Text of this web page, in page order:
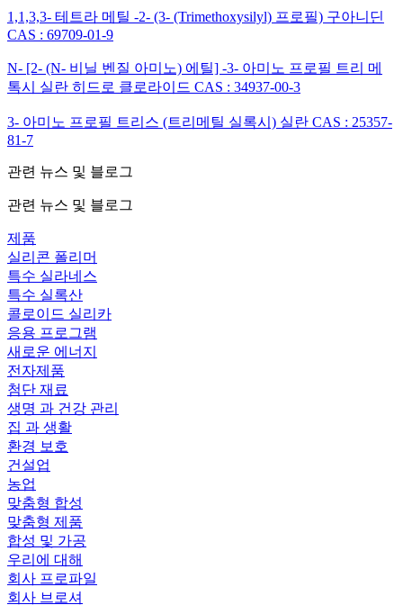
1,1,3,3- 테트라 메틸 -2- (3- (Trimethoxysilyl) 프로필) 구아니딘
CAS : 69709-01-9
N- [2- (N- 비닐 벤질 아미노) 에틸] -3- 아미노 프로필 트리 메
톡시 실란 히드로 클로라이드 CAS : 34937-00-3
3- 아미노 프로필 트리스 (트리메틸 실록시) 실란 CAS : 25357-
81-7
관련 뉴스 및 블로그
관련 뉴스 및 블로그
제품
실리콘 폴리머
특수 실라네스
특수 실록산
콜로이드 실리카
응용 프로그램
새로운 에너지
전자제품
첨단 재료
생명 과 건강 관리
집 과 생활
환경 보호
건설업
농업
맞춤형 합성
맞춤형 제품
합성 및 가공
우리에 대해
회사 프로파일
회사 브로셔